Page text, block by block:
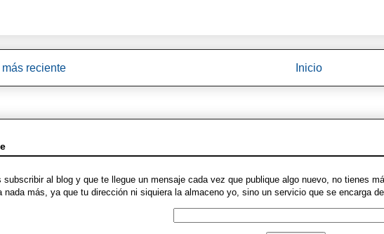
más reciente Inicio
subscribir al blog y que te llegue un mensaje cada vez que publique algo nuevo, no tienes
nada más, ya que tu dirección ni siquiera la almaceno yo, sino un servicio que se encarga